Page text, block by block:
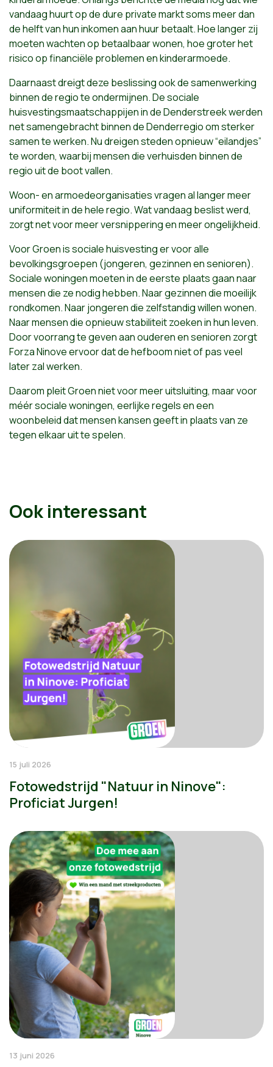
vandaag huurt op de dure private markt soms meer dan
de helft van hun inkomen aan huur betaalt. Hoe langer zij
moeten wachten op betaalbaar wonen, hoe groter het
risico op financiële problemen en kinderarmoede.
Daarnaast dreigt deze beslissing ook de samenwerking
binnen de regio te ondermijnen. De sociale
huisvestingsmaatschappijen in de Denderstreek werden
net samengebracht binnen de Denderregio om sterker
samen te werken. Nu dreigen steden opnieuw “eilandjes”
te worden, waarbij mensen die verhuisden binnen de
regio uit de boot vallen.
Woon- en armoedeorganisaties vragen al langer meer
uniformiteit in de hele regio. Wat vandaag beslist werd,
zorgt net voor meer versnippering en meer ongelijkheid.
Voor Groen is sociale huisvesting er voor alle
bevolkingsgroepen (jongeren, gezinnen en senioren).
Sociale woningen moeten in de eerste plaats gaan naar
mensen die ze nodig hebben. Naar gezinnen die moeilijk
rondkomen. Naar jongeren die zelfstandig willen wonen.
Naar mensen die opnieuw stabiliteit zoeken in hun leven.
Door voorrang te geven aan ouderen en senioren zorgt
Forza Ninove ervoor dat de hefboom niet of pas veel
later zal werken.
Daarom pleit Groen niet voor meer uitsluiting, maar voor
méér sociale woningen, eerlijke regels en een
woonbeleid dat mensen kansen geeft in plaats van ze
tegen elkaar uit te spelen.
Ook interessant
15 juli 2026
Fotowedstrijd "Natuur in Ninove":
Proficiat Jurgen!
13 juni 2026